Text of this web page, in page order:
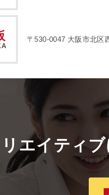
〒530-0047 大阪市北区
エイティ